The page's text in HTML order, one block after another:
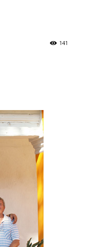
141